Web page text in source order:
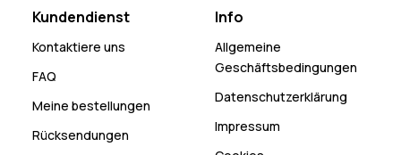
Kundendienst
Kontaktiere uns
FAQ
Meine bestellungen
Rücksendungen
Info
Allgemeine
Geschäftsbedingungen
Datenschutzerklärung
Impressum